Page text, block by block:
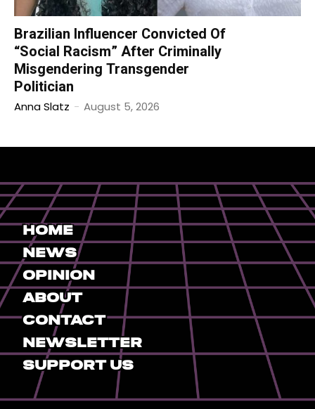
Brazilian Influencer Convicted Of
“Social Racism” After Criminally
Misgendering Transgender
Politician
Anna Slatz - August 5, 2026
Home
News
Opinion
About
Contact
Newsletter
Support Us